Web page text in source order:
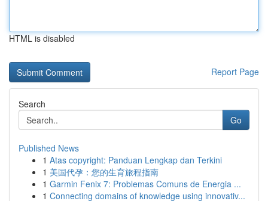
HTML is disabled
Report Page
Search
Go
Published News
1 Atas copyright: Panduan Lengkap dan Terkini
1 美国代孕：您的生育旅程指南
1 Garmin Fenix 7: Problemas Comuns de Energia ...
1 Connecting domains of knowledge using innovativ...